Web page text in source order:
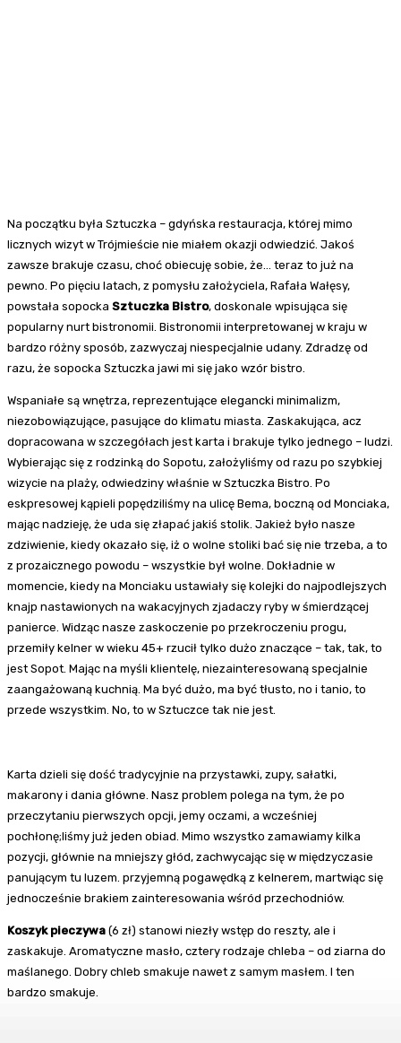
Na początku była Sztuczka – gdyńska restauracja, której mimo
licznych wizyt w Trójmieście nie miałem okazji odwiedzić. Jakoś
zawsze brakuje czasu, choć obiecuję sobie, że… teraz to już na
pewno. Po pięciu latach, z pomysłu założyciela, Rafała Wałęsy,
powstała sopocka Sztuczka Bistro, doskonale wpisująca się
popularny nurt bistronomii. Bistronomii interpretowanej w kraju w
bardzo różny sposób, zazwyczaj niespecjalnie udany. Zdradzę od
razu, że sopocka Sztuczka jawi mi się jako wzór bistro.
Wspaniałe są wnętrza, reprezentujące elegancki minimalizm,
niezobowiązujące, pasujące do klimatu miasta. Zaskakująca, acz
dopracowana w szczegółach jest karta i brakuje tylko jednego – ludzi.
Wybierając się z rodzinką do Sopotu, założyliśmy od razu po szybkiej
wizycie na plaży, odwiedziny właśnie w Sztuczka Bistro. Po
eskpresowej kąpieli popędziliśmy na ulicę Bema, boczną od Monciaka,
mając nadzieję, że uda się złapać jakiś stolik. Jakież było nasze
zdziwienie, kiedy okazało się, iż o wolne stoliki bać się nie trzeba, a to
z prozaicznego powodu – wszystkie był wolne. Dokładnie w
momencie, kiedy na Monciaku ustawiały się kolejki do najpodlejszych
knajp nastawionych na wakacyjnych zjadaczy ryby w śmierdzącej
panierce. Widząc nasze zaskoczenie po przekroczeniu progu,
przemiły kelner w wieku 45+ rzucił tylko dużo znaczące – tak, tak, to
jest Sopot. Mając na myśli klientelę, niezainteresowaną specjalnie
zaangażowaną kuchnią. Ma być dużo, ma być tłusto, no i tanio, to
przede wszystkim. No, to w Sztuczce tak nie jest.
Karta dzieli się dość tradycyjnie na przystawki, zupy, sałatki,
makarony i dania główne. Nasz problem polega na tym, że po
przeczytaniu pierwszych opcji, jemy oczami, a wcześniej
pochłonę;liśmy już jeden obiad. Mimo wszystko zamawiamy kilka
pozycji, głównie na mniejszy głód, zachwycając się w międzyczasie
panującym tu luzem. przyjemną pogawędką z kelnerem, martwiąc się
jednocześnie brakiem zainteresowania wśród przechodniów.
Koszyk pieczywa (6 zł) stanowi niezły wstęp do reszty, ale i
zaskakuje. Aromatyczne masło, cztery rodzaje chleba – od ziarna do
maślanego. Dobry chleb smakuje nawet z samym masłem. I ten
bardzo smakuje.